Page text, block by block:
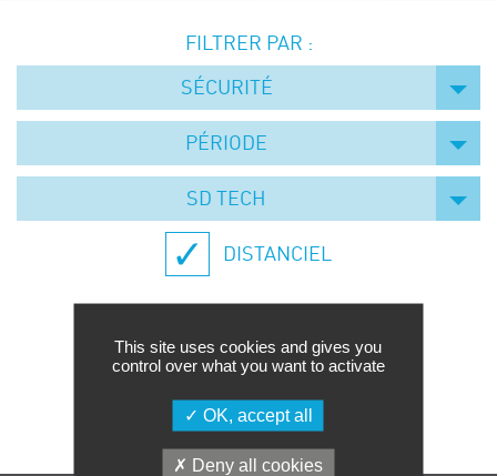
Symposium on Chain Transfer Catalysis for
sustainability – September 15 and 16, 2026
FRENCH-CHINESE CONFERENCE ON GREEN
Contacts
FILTRER PAR :
SÉCURITÉ
PÉRIODE
SD TECH
DISTANCIEL
This site uses cookies and gives you
control over what you want to activate
OK, accept all
Deny all cookies